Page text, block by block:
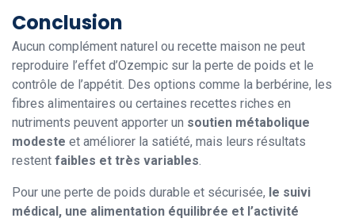
Conclusion
Aucun complément naturel ou recette maison ne peut
reproduire l’effet d’Ozempic sur la perte de poids et le
contrôle de l’appétit. Des options comme la berbérine, les
fibres alimentaires ou certaines recettes riches en
nutriments peuvent apporter un soutien métabolique
modeste et améliorer la satiété, mais leurs résultats
restent faibles et très variables.
Pour une perte de poids durable et sécurisée, le suivi
médical, une alimentation équilibrée et l’activité